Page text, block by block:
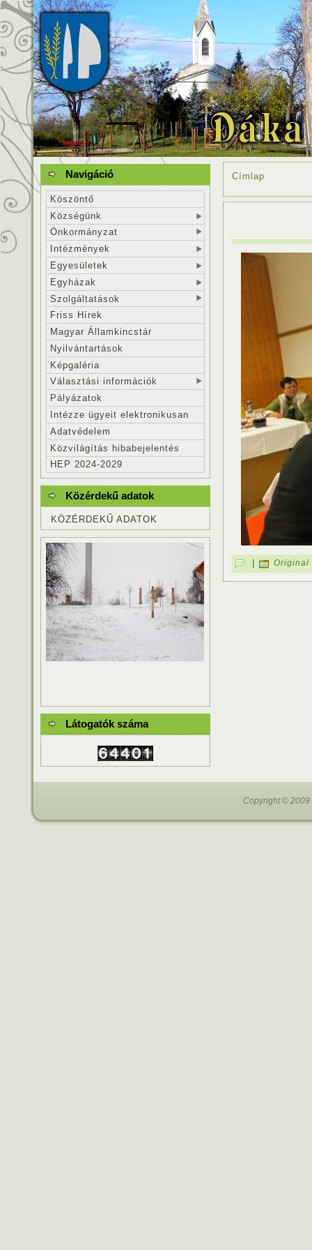
Címlap
Original
Navigáció
Köszöntő
Községünk
Önkormányzat
Intézmények
Egyesületek
Egyházak
Szolgáltatások
Friss Hírek
Magyar Államkincstár
Nyilvántartások
Képgaléria
Választási információk
Pályázatok
Intézze ügyeit elektronikusan
Adatvédelem
Közvilágítás hibabejelentés
HEP 2024-2029
Közérdekű adatok
KÖZÉRDEKŰ ADATOK
Látogatók száma
Copyright © 2009